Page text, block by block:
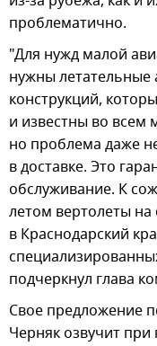
проблематично.
"Для нужд малой
нужны
конструкций,
и известны во всем
но проблема даже
в доставке. Это
обслуживание. К
летом вертолеты
в Краснодарский
подчеркнул глава
Свое предложение
Черняк озвучит